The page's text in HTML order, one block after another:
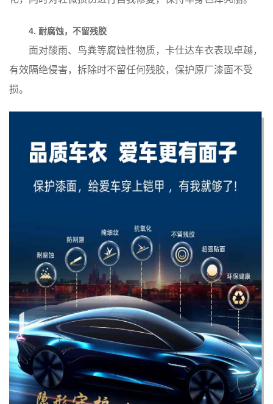
4. 耐腐蚀，不留残胶
面对酸雨、鸟粪等腐蚀性物质，卡仕达车衣表现卓越，
有效隔绝侵害，拆除时不留任何残胶，保护原厂漆面不受
损。